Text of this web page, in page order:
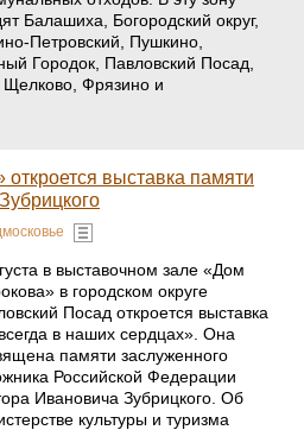
Балашиха, Богородский округ,
Петровский, Пушкино,
Городок, Павловский Посад,
Щелково, Фрязино и
выставка памяти
в выставочном зале «Дом
в городском округе
Посад откроется выставка
в наших сердцах». Она
памяти заслуженного
Российской Федерации
Ивановича Зубрицкого. Об
культуры и туризма